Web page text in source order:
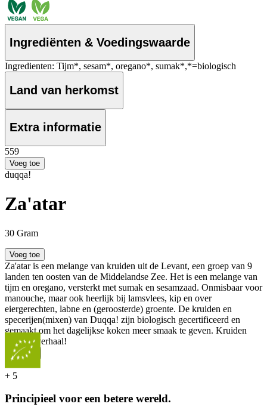
Ingrediënten & Voedingswaarde
Ingredienten: Tijm*, sesam*, oregano*, sumak*,*=biologisch
Land van herkomst
Extra informatie
559
Voeg toe
duqqa!
Za'atar
30 Gram
Voeg toe
Za'atar is een melange van kruiden uit de Levant, een groep van 9
landen ten oosten van de Middelandse Zee. Het is een melange van
tijm en oregano, versterkt met sumak en sesamzaad. Onmisbaar voor
manouche, maar ook heerlijk bij lamsvlees, kip en over
eiergerechten, labne en (geroosterde) groente. De kruiden en
specerijen(mixen) van Duqqa! zijn biologisch gecertificeerd en
gemaakt om het dagelijkse koken meer smaak te geven. Kruiden
met een verhaal!
... Meer
+ 5
Principieel voor een betere wereld.